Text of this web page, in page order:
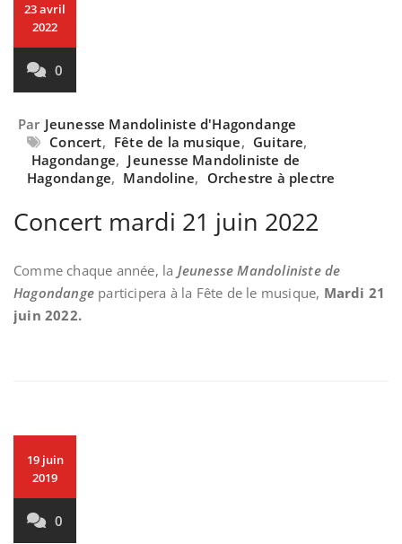
23 avril
2022
0
Par Jeunesse Mandoliniste d'Hagondange
Concert, Fête de la musique, Guitare,
Hagondange, Jeunesse Mandoliniste de
Hagondange, Mandoline, Orchestre à plectre
Concert mardi 21 juin 2022
Comme chaque année, la Jeunesse Mandoliniste de
Hagondange participera à la Fête de le musique, Mardi 21
juin 2022.
19 juin
2019
0